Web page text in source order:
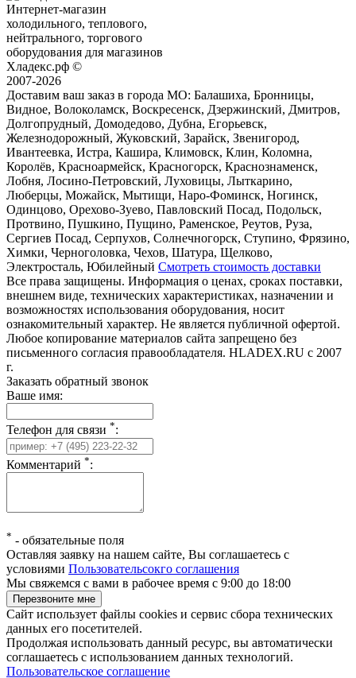
Интернет-магазин
холодильного, теплового,
нейтрального, торгового
оборудования для магазинов
Хладекс.рф ©
2007-2026
Доставим ваш заказ в города МО: Балашиха, Бронницы,
Видное, Волоколамск, Воскресенск, Дзержинский, Дмитров,
Долгопрудный, Домодедово, Дубна, Егорьевск,
Железнодорожный, Жуковский, Зарайск, Звенигород,
Ивантеевка, Истра, Кашира, Климовск, Клин, Коломна,
Королёв, Красноармейск, Красногорск, Краснознаменск,
Лобня, Лосино-Петровский, Луховицы, Лыткарино,
Люберцы, Можайск, Мытищи, Наро-Фоминск, Ногинск,
Одинцово, Орехово-Зуево, Павловский Посад, Подольск,
Протвино, Пушкино, Пущино, Раменское, Реутов, Руза,
Сергиев Посад, Серпухов, Солнечногорск, Ступино, Фрязино,
Химки, Черноголовка, Чехов, Шатура, Щелково,
Электросталь, Юбилейный Смотреть стоимость доставки
Все права защищены. Информация о ценах, сроках поставки,
внешнем виде, технических характеристиках, назначении и
возможностях использования оборудования, носит
ознакомительный характер. Не является публичной офертой.
Любое копирование материалов сайта запрещено без
письменного согласия правообладателя. HLADEX.RU c 2007
г.
Заказать обратный звонок
Ваше имя:
Телефон для связи *:
Комментарий *:
* - обязательные поля
Оставляя заявку на нашем сайте, Вы соглашаетесь с
условиями Пользовательсокго соглашения
Мы свяжемся с вами в рабочее время с 9:00 до 18:00
Сайт использует файлы cookies и сервис сбора технических
данных его посетителей.
Продолжая использовать данный ресурс, вы автоматически
соглашаетесь с использованием данных технологий.
Пользовательское соглашение